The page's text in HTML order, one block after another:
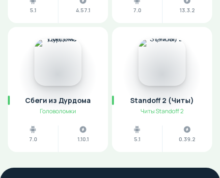
5.1 4.57.1 7.0 13.3.2
Сбеги из Дурдома
Головоломки
7.0 1.10.1
Standoff 2 (Читы)
Читы Standoff 2
5.1 0.39.2